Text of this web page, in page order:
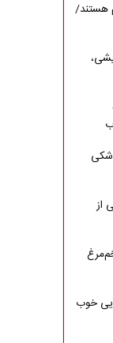
هستند/
از
خوب